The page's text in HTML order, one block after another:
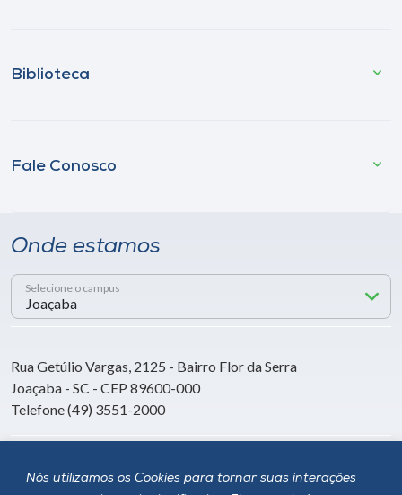
Nós utilizamos os Cookies para tornar suas interações
Biblioteca
Fale Conosco
Onde estamos
Selecione o campus
Rua Getúlio Vargas, 2125 - Bairro Flor da Serra
Joaçaba - SC - CEP 89600-000
Telefone (49) 3551-2000
Siga a Unoesc